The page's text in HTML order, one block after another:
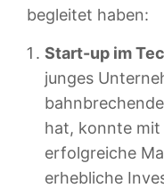
begleitet haben:
Start-up im
junges
hat, konnte
erfolgreiche
erhebliche